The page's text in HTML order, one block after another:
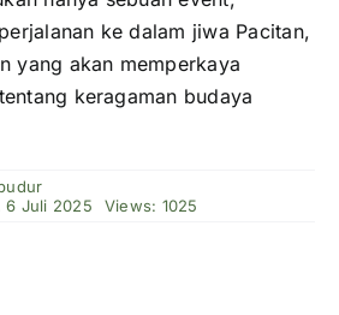
ke dalam jiwa Pacitan,
yang akan memperkaya
keragaman budaya
6 Juli 2025
Views: 1025